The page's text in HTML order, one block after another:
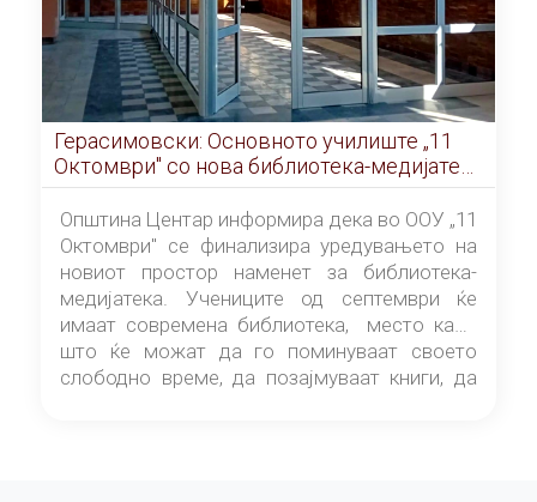
Герасимовски: Основното училиште „11
Октомври" со нова библиотека-медијатека
од септември
Општина Центар информира дека во ООУ „11
Октомври" се финализира уредувањето на
новиот простор наменет за библиотека-
медијатека. Учениците од септември ќе
имаат современа библиотека, место каде
што ќе можат да го поминуваат своето
слободно време, да позајмуваат книги, да